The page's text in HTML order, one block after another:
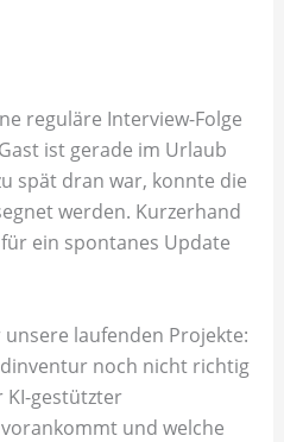
reguläre Interview-Folge
ist gerade im Urlaub
spät dran war, konnte die
werden. Kurzerhand
ein spontanes Update
laufenden Projekte:
noch nicht richtig
KI-gestützter
und welche